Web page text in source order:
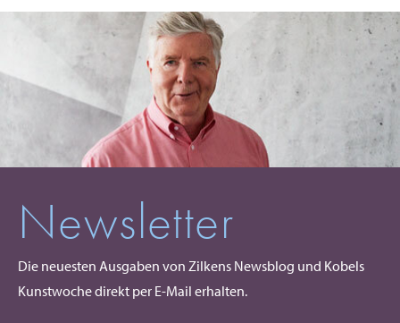
Newsletter
Die neuesten Ausgaben von Zilkens Newsblog und Kobels
Kunstwoche direkt per E-Mail erhalten.